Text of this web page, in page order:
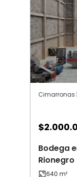
Cimarronas
$
Bodega
Rionegro